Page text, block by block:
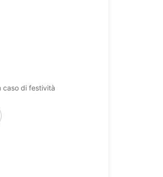
caso di festività